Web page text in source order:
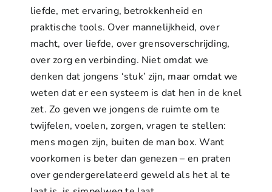
liefde, met ervaring, betrokkenheid en
praktische tools. Over mannelijkheid, over
macht, over liefde, over grensoverschrijding,
over zorg en verbinding. Niet omdat we
denken dat jongens ‘stuk’ zijn, maar omdat we
weten dat er een systeem is dat hen in de knel
zet. Zo geven we jongens de ruimte om te
twijfelen, voelen, zorgen, vragen te stellen:
mens mogen zijn, buiten de man box. Want
voorkomen is beter dan genezen – en praten
over gendergerelateerd geweld als het al te